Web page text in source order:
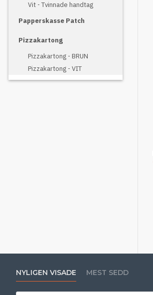
Vit - Tvinnade handtag
Papperskasse Patch
Pizzakartong
Pizzakartong - BRUN
Pizzakartong - VIT
NYLIGEN VISADE MEST SEDD